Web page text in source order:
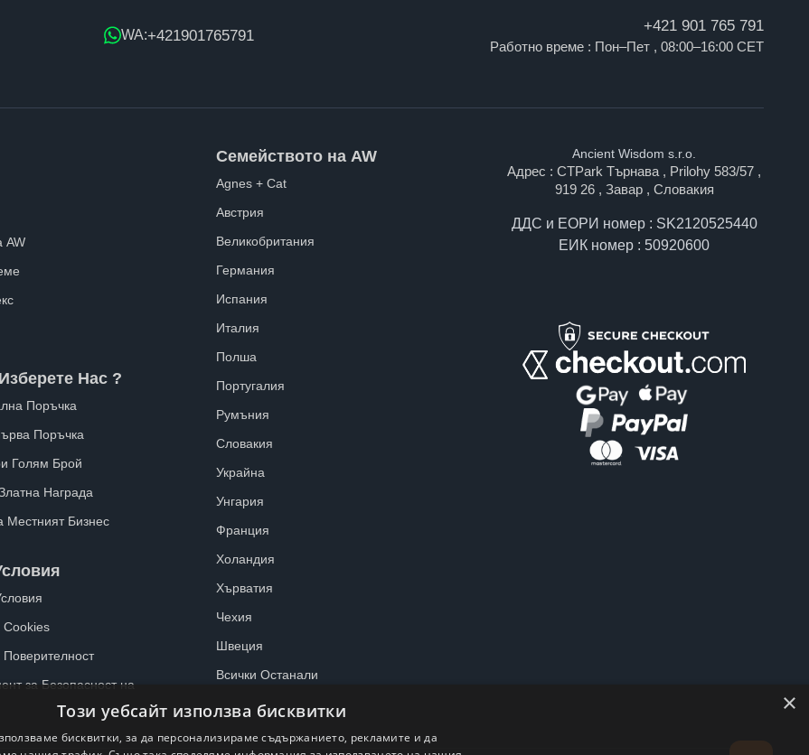
WA:+421901765791
+421 901 765 791
Работно време : Пон–Пет , 08:00–16:00 CET
AW
Нас ?
Поръчка
Поръчка
Голям Брой
Награда
Местният Бизнес
Cookies
Поверителност
за Безопасност на
Семейството на AW
Agnes + Cat
Австрия
Великобритания
Германия
Испания
Италия
Полша
Португалия
Румъния
Словакия
Украйна
Унгария
Франция
Холандия
Хърватия
Чехия
Швеция
Всички Останали
Ancient Wisdom s.r.o.
Адрес : CTPark Търнава , Prilohy 583/57 ,
919 26 , Завар , Словакия
ДДС и ЕОРИ номер : SK2120525440
ЕИК номер : 50920600
×
Този уебсайт използва бисквитки
бисквитки, за да персонализираме съдържанието, рекламите и да